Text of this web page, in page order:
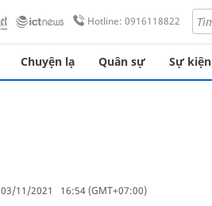
Hotline: 0916118822
Chuyện lạ Quân sự Sự kiện
03/11/2021 16:54 (GMT+07:00)